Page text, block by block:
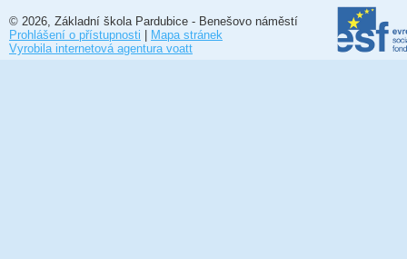
© 2026, Základní škola Pardubice - Benešovo náměstí
Prohlášení o přístupnosti | Mapa stránek
Vyrobila internetová agentura voatt